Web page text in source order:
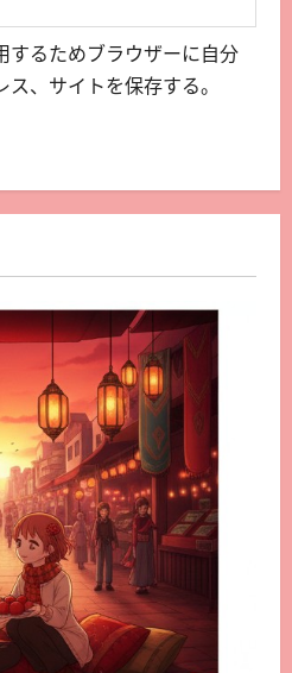
するためブラウザーに自分
、サイトを保存する。